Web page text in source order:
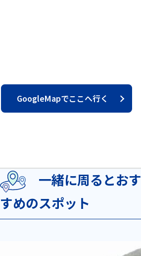
GoogleMapでここへ行く
一緒に周るとおす
すめのスポット